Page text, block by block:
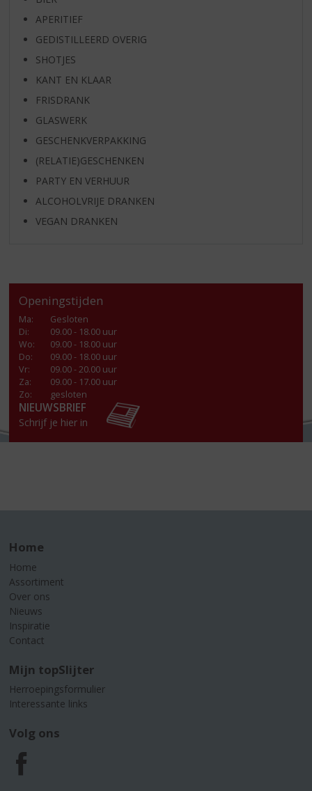
APERITIEF
GEDISTILLEERD OVERIG
SHOTJES
KANT EN KLAAR
FRISDRANK
GLASWERK
GESCHENKVERPAKKING
(RELATIE)GESCHENKEN
PARTY EN VERHUUR
ALCOHOLVRIJE DRANKEN
VEGAN DRANKEN
Openingstijden
Ma:
Gesloten
Di:
09.00 - 18.00 uur
Wo:
09.00 - 18.00 uur
Do:
09.00 - 18.00 uur
Vr:
09.00 - 20.00 uur
Za:
09.00 - 17.00 uur
Zo:
gesloten
NIEUWSBRIEF
Schrijf je hier in
Home
Home
Assortiment
Over ons
Nieuws
Inspiratie
Contact
Mijn topSlijter
Herroepingsformulier
Interessante links
Volg ons
F